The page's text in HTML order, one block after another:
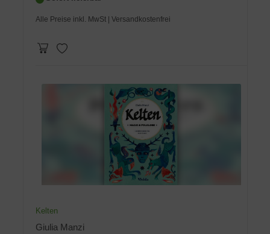
Alle Preise inkl. MwSt | Versandkostenfrei
Kelten
Giulia Manzi